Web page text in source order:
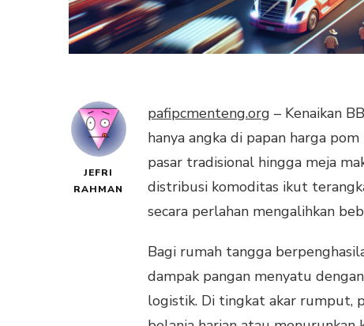
JEFRI
RAHMAN
pafipcmenteng.org – Kenaikan
hanya angka di papan harga
pasar tradisional hingga meja
distribusi komoditas ikut
secara perlahan mengalihkan
Bagi rumah tangga
dampak pangan menyatu
logistik. Di tingkat akar rumput,